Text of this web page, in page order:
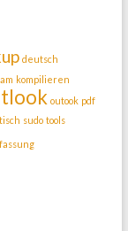
deutsch
kompilieren
outook pdf
sudo tools